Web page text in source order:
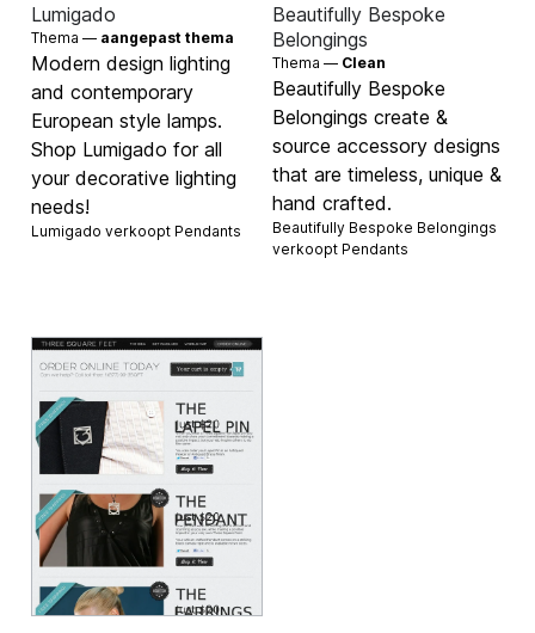
Lumigado
Thema — aangepast thema
Modern design lighting
and contemporary
European style lamps.
Shop Lumigado for all
your decorative lighting
needs!
Lumigado verkoopt Pendants
Beautifully Bespoke
Belongings
Thema — Clean
Beautifully Bespoke
Belongings create &
source accessory designs
that are timeless, unique &
hand crafted.
Beautifully Bespoke Belongings
verkoopt Pendants